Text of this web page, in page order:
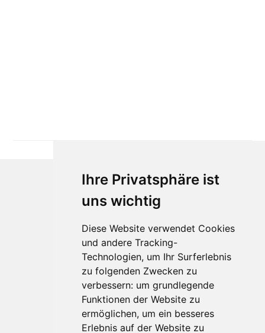
Ihre Privatsphäre ist
uns wichtig
Diese Website verwendet Cookies
und andere Tracking-
Technologien, um Ihr Surferlebnis
zu folgenden Zwecken zu
verbessern: um grundlegende
Funktionen der Website zu
ermöglichen, um ein besseres
Erlebnis auf der Website zu
Für Makler:innen
Über Uns
Vorteile
Kontakt